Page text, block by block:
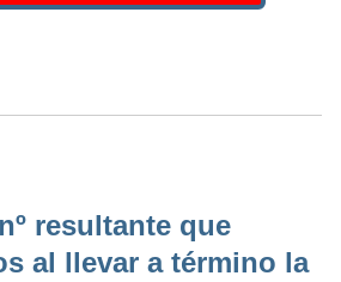
resultante que
al llevar a término la